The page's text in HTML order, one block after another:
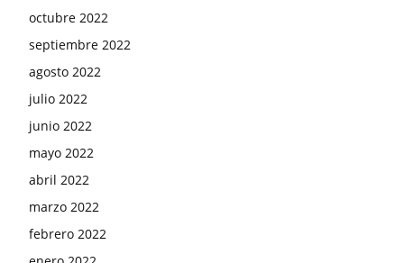
octubre 2022
septiembre 2022
agosto 2022
julio 2022
junio 2022
mayo 2022
abril 2022
marzo 2022
febrero 2022